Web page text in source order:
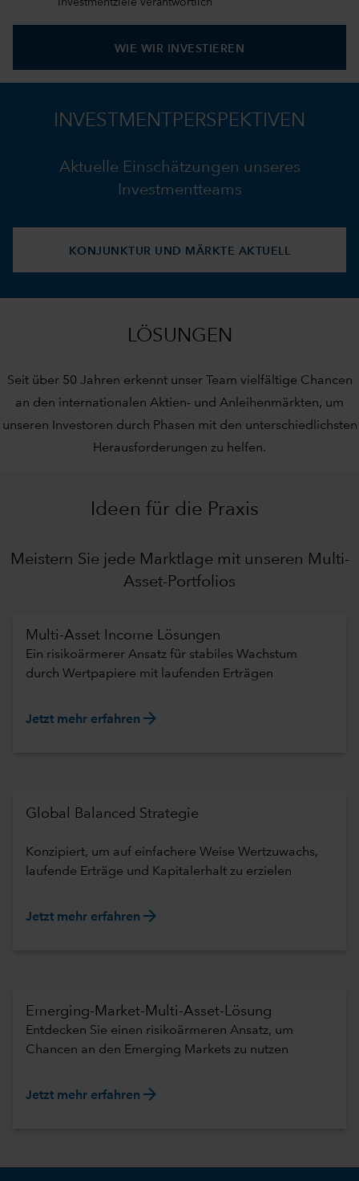
Investmentziele verantwortlich
WIE WIR INVESTIEREN
INVESTMENTPERSPEKTIVEN
Aktuelle Einschätzungen unseres
Investmentteams
KONJUNKTUR UND MÄRKTE AKTUELL
LÖSUNGEN
Seit über 50 Jahren erkennt unser Team vielfältige Chancen
an den internationalen Aktien- und Anleihenmärkten, um
unseren Investoren durch Phasen mit den unterschiedlichsten
Herausforderungen zu helfen.
Ideen für die Praxis
Meistern Sie jede Marktlage mit unseren Multi-
Asset-Portfolios
Multi-Asset Income Lösungen
Ein risikoärmerer Ansatz für stabiles Wachstum
durch Wertpapiere mit laufenden Erträgen
Jetzt mehr erfahren arrow_forward
Global Balanced Strategie
Konzipiert, um auf einfachere Weise Wertzuwachs,
laufende Erträge und Kapitalerhalt zu erzielen
Jetzt mehr erfahren arrow_forward
Emerging-Market-Multi-Asset-Lösung
Entdecken Sie einen risikoärmeren Ansatz, um
Chancen an den Emerging Markets zu nutzen
Jetzt mehr erfahren arrow_forward